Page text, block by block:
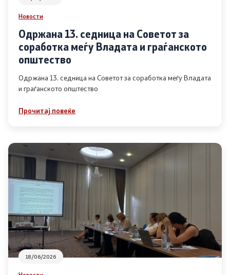
Извештаи
Список на ОЈИ
Контакт
Контакт
Линкови
Изјава за пристапност
Со еден клик до сите услуги
Новости
Одржана 13. седница на Советот за
соработка меѓу Владата и граѓанското
општество
Одржана 13. седница на Советот за соработка меѓу Владата
и граѓанското општество
Прочитај повеќе
18/06/2026